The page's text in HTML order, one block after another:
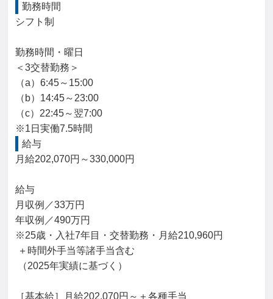
勤務時間
シフト制
勤務時間・曜日
＜3交替勤務＞
（a）6:45～15:00
（b）14:45～23:00
（c）22:45～翌7:00
※1日実働7.5時間
給与
月給202,070円～330,000円
給与
月収例／33万円
年収例／490万円
※25歳・入社7年目・交替勤務・月給210,960円
［基本給］月給202,070円～＋各種手当